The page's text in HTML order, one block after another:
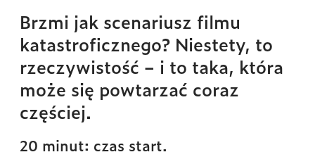
Brzmi jak scenariusz filmu
katastroficznego? Niestety, to
rzeczywistość – i to taka, która
może się powtarzać coraz
częściej.
20 minut: czas start.